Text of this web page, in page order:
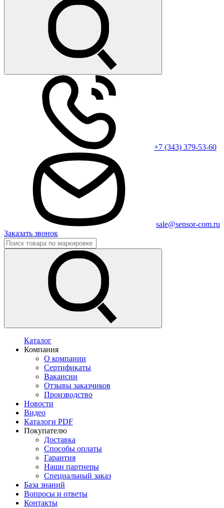
+7 (343) 379-53-60
sale@sensor-com.ru
Заказать звонок
Каталог
Компания
О компании
Сертификаты
Вакансии
Отзывы заказчиков
Производство
Новости
Видео
Каталоги PDF
Покупателю
Доставка
Способы оплаты
Гарантия
Наши партнеры
Специальный заказ
База знаний
Вопросы и ответы
Контакты